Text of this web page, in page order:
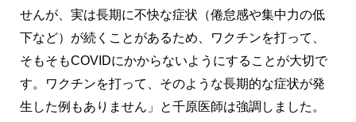
せんが、実は長期に不快な症状（倦怠感や集中力の低
下など）が続くことがあるため、ワクチンを打って、
そもそもCOVIDにかからないようにすることが大切で
す。ワクチンを打って、そのような長期的な症状が発
生した例もありません」と千原医師は強調しました。